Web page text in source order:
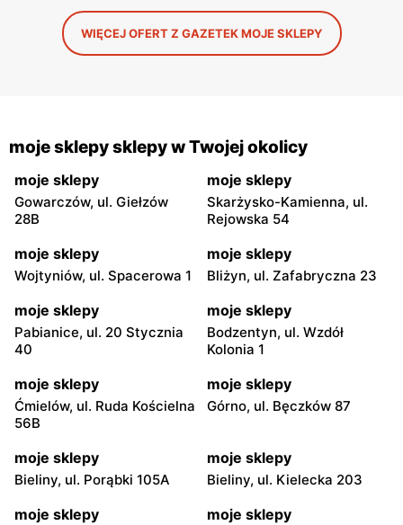
WIĘCEJ OFERT Z GAZETEK MOJE SKLEPY
moje sklepy sklepy w Twojej okolicy
moje sklepy
Gowarczów, ul. Giełzów
28B
moje sklepy
Skarżysko-Kamienna, ul.
Rejowska 54
moje sklepy
Wojtyniów, ul. Spacerowa 1
moje sklepy
Bliżyn, ul. Zafabryczna 23
moje sklepy
Pabianice, ul. 20 Stycznia
40
moje sklepy
Bodzentyn, ul. Wzdół
Kolonia 1
moje sklepy
Ćmielów, ul. Ruda Kościelna
56B
moje sklepy
Górno, ul. Bęczków 87
moje sklepy
Bieliny, ul. Porąbki 105A
moje sklepy
Bieliny, ul. Kielecka 203
moje sklepy moje sklepy